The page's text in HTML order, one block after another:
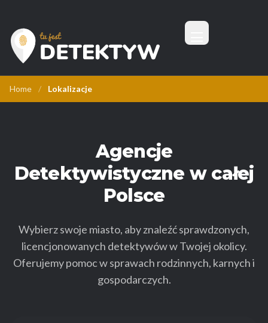
Tu Jest Detektyw
Menu
Home / Lokalizacje
Agencje
Detektywistyczne w całej
Polsce
Wybierz swoje miasto, aby znaleźć sprawdzonych,
licencjonowanych detektywów w Twojej okolicy.
Oferujemy pomoc w sprawach rodzinnych, karnych i
gospodarczych.